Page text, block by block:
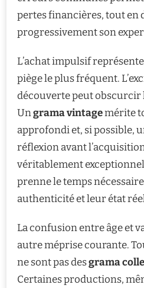
pertes financières, tout en
progressivement son
L’achat impulsif
piège le plus fréquent.
découverte peut
Ungrama vintagemérite
approfondi et, si possible,
réflexion avant
véritablement
prenne le temps
authenticité et leur état
La confusion entre âge et
autre méprise courante.
ne sont pas desgrama
Certaines productions,